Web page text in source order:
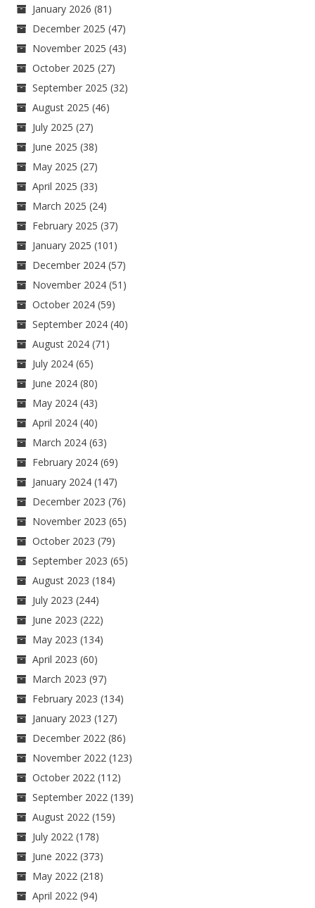
January 2026 (81)
December 2025 (47)
November 2025 (43)
October 2025 (27)
September 2025 (32)
August 2025 (46)
July 2025 (27)
June 2025 (38)
May 2025 (27)
April 2025 (33)
March 2025 (24)
February 2025 (37)
January 2025 (101)
December 2024 (57)
November 2024 (51)
October 2024 (59)
September 2024 (40)
August 2024 (71)
July 2024 (65)
June 2024 (80)
May 2024 (43)
April 2024 (40)
March 2024 (63)
February 2024 (69)
January 2024 (147)
December 2023 (76)
November 2023 (65)
October 2023 (79)
September 2023 (65)
August 2023 (184)
July 2023 (244)
June 2023 (222)
May 2023 (134)
April 2023 (60)
March 2023 (97)
February 2023 (134)
January 2023 (127)
December 2022 (86)
November 2022 (123)
October 2022 (112)
September 2022 (139)
August 2022 (159)
July 2022 (178)
June 2022 (373)
May 2022 (218)
April 2022 (94)